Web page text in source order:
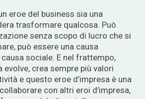
eroe del business sia una
trasformare qualcosa. Può
senza scopo di lucro che si
può essere una causa
sociale. E nel frattempo,
evolve, crea sempre più valori
e questo eroe d’impresa è una
con altri eroi d’impresa,